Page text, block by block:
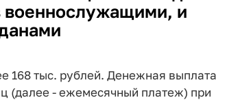
военнослужащими, и
168 тыс. рублей. Денежная выплата
(далее - ежемесячный платеж) при